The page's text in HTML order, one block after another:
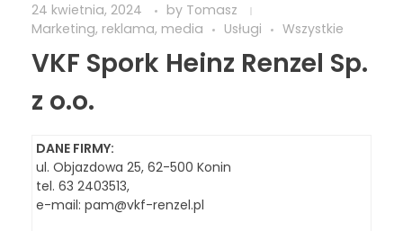
24 kwietnia, 2024 by Tomasz
Marketing, reklama, media
Usługi Wszystkie
VKF Spork Heinz Renzel Sp.
z o.o.
DANE FIRMY:
ul. Objazdowa 25, 62-500 Konin
tel. 63 2403513,
e-mail: pam@vkf-renzel.pl